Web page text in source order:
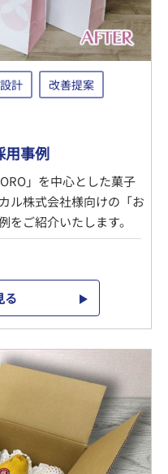
計 改善提案
用事例
」を中心とした菓子
ル株式会社様向けの「お
をご紹介いたします。
る